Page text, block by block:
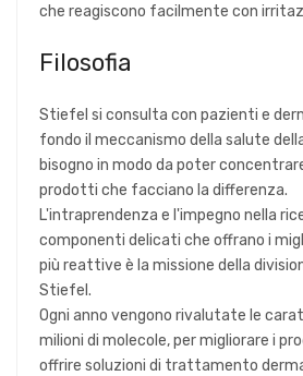
che reagiscono facilmente con
Filosofia
Stiefel si consulta con pazienti e
fondo il meccanismo della salute
bisogno in modo da poter
prodotti che facciano la differenza.
L'intraprendenza e l'impegno nella
componenti delicati che offrano i
più reattive è la missione della
Stiefel.
Ogni anno vengono rivalutate le
milioni di molecole, per migliorare i
offrire soluzioni di trattamento